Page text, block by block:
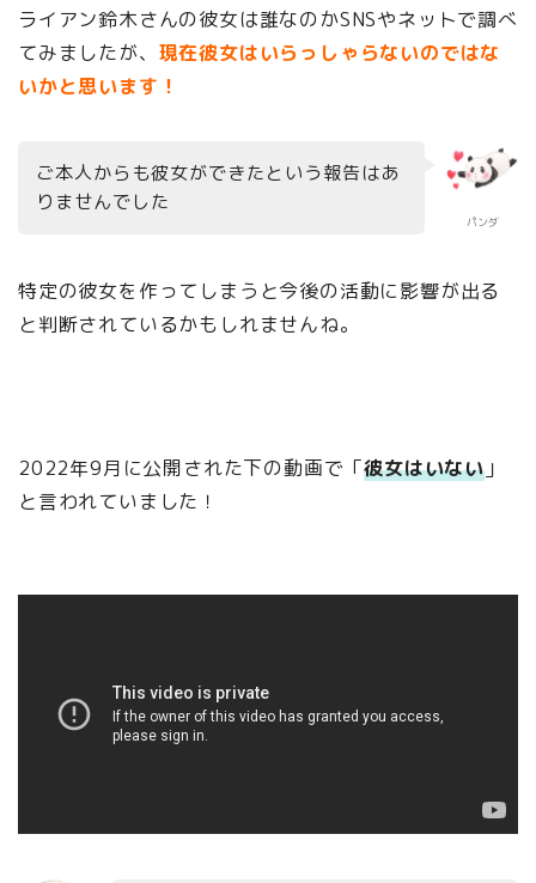
ライアン鈴木さんの彼女は誰なのかSNSやネットで調べ
てみましたが、 現在彼女はいらっしゃらないのではな
いかと思います！
パンダ
ご本人からも彼女ができたという報告はあ
りませんでした
特定の彼女を作ってしまうと今後の活動に影響が出る
と判断されているかもしれませんね。
2022年9月に公開された下の動画で「彼女はいない 」
と言われていました！